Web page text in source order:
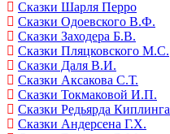
Сказки Шарля Перро
Сказки Одоевского В.Ф.
Сказки Заходера Б.В.
Сказки Пляцковского М.С.
Сказки Даля В.И.
Сказки Аксакова С.Т.
Сказки Токмаковой И.П.
Сказки Редьярда Киплинга
Сказки Андерсена Г.Х.